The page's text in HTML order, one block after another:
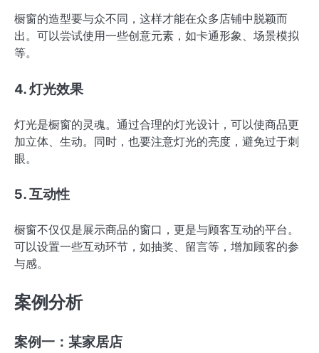
橱窗的造型要与众不同，这样才能在众多店铺中脱颖而
出。可以尝试使用一些创意元素，如卡通形象、场景模拟
等。
4. 灯光效果
灯光是橱窗的灵魂。通过合理的灯光设计，可以使商品更
加立体、生动。同时，也要注意灯光的亮度，避免过于刺
眼。
5. 互动性
橱窗不仅仅是展示商品的窗口，更是与顾客互动的平台。
可以设置一些互动环节，如抽奖、留言等，增加顾客的参
与感。
案例分析
案例一：某家居店